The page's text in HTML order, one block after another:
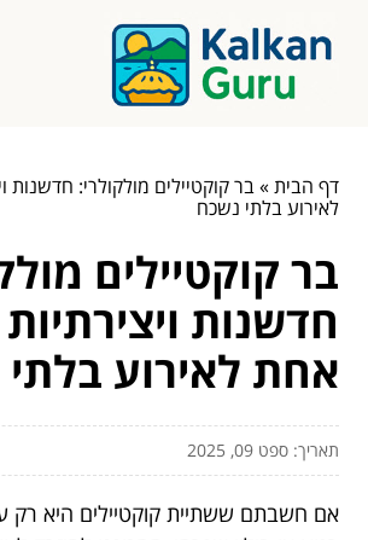
דף הבית»בר קוקטיילים מולקולרי: חדשנות
לאירוע בלתי נשכח
בר קוקטיילים
חדשנות ויצירתיות
אחת לאירוע
תאריך: ספט 09, 2025
אם חשבתם ששתיית קוקטיילים היא רק